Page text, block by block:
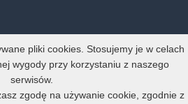
pliki cookies. Stosujemy je w celach
wygody przy korzystaniu z naszego
serwisów.
zgodę na używanie cookie, zgodnie z